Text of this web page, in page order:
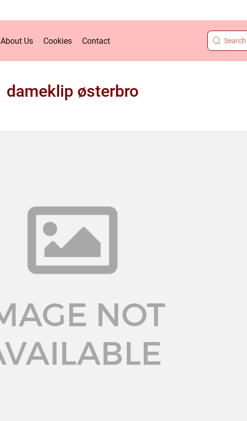
About Us Cookies Contact
dameklip østerbro